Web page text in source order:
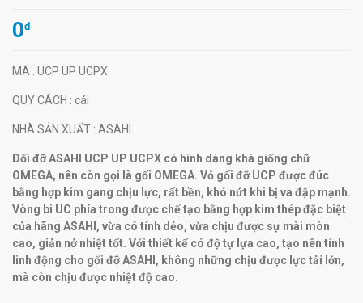
0đ
MÃ : UCP UP UCPX
QUY CÁCH : cái
NHÀ SẢN XUẤT : ASAHI
Dối đỡ ASAHI UCP UP UCPX có hình dáng khá giống chữ
OMEGA, nên còn gọi là gối OMEGA. Vỏ gối đỡ UCP được đúc
bằng hợp kim gang chịu lực, rất bền, khó nứt khi bị va đập mạnh.
Vòng bi UC phía trong được chế tạo bằng hợp kim thép đặc biệt
của hãng ASAHI, vừa có tính dẻo, vừa chịu được sự mài mòn
cao, giản nở nhiệt tốt. Với thiết kế có độ tự lựa cao, tạo nên tính
linh động cho gối đỡ ASAHI , không những chịu được lực tải lớn,
mà còn chịu được nhiệt độ cao.